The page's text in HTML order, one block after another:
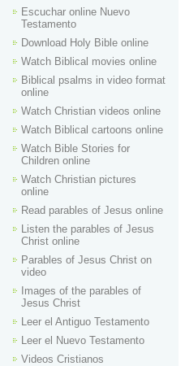
Escuchar online Nuevo
Testamento
Download Holy Bible online
Watch Biblical movies online
Biblical psalms in video format
online
Watch Christian videos online
Watch Biblical cartoons online
Watch Bible Stories for
Children online
Watch Christian pictures
online
Read parables of Jesus online
Listen the parables of Jesus
Christ online
Parables of Jesus Christ on
video
Images of the parables of
Jesus Christ
Leer el Antiguo Testamento
Leer el Nuevo Testamento
Videos Cristianos